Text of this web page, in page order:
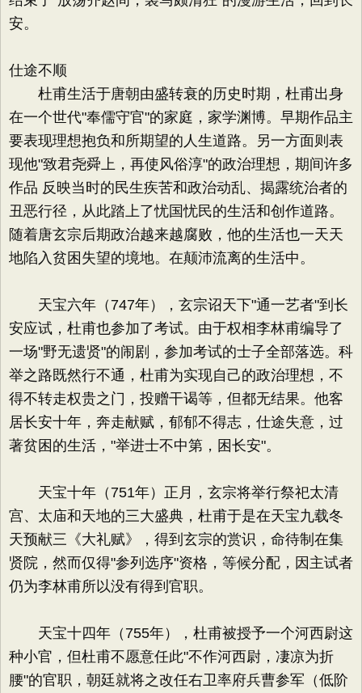
安。
仕途不顺
杜甫生活于唐朝由盛转衰的历史时期，杜甫出身
在一个世代"奉儒守官"的家庭，家学渊博。早期作品主
要表现理想抱负和所期望的人生道路。另一方面则表
现他"致君尧舜上，再使风俗淳"的政治理想，期间许多
作品 反映当时的民生疾苦和政治动乱、揭露统治者的
丑恶行径，从此踏上了忧国忧民的生活和创作道路。
随着唐玄宗后期政治越来越腐败，他的生活也一天天
地陷入贫困失望的境地。在颠沛流离的生活中。
天宝六年（747年），玄宗诏天下"通一艺者"到长
安应试，杜甫也参加了考试。由于权相李林甫编导了
一场"野无遗贤"的闹剧，参加考试的士子全部落选。科
举之路既然行不通，杜甫为实现自己的政治理想，不
得不转走权贵之门，投赠干谒等，但都无结果。他客
居长安十年，奔走献赋，郁郁不得志，仕途失意，过
著贫困的生活，"举进士不中第，困长安"。
天宝十年（751年）正月，玄宗将举行祭祀太清
宫、太庙和天地的三大盛典，杜甫于是在天宝九载冬
天预献三《大礼赋》，得到玄宗的赏识，命待制在集
贤院，然而仅得"参列选序"资格，等候分配，因主试者
仍为李林甫所以没有得到官职。
天宝十四年（755年），杜甫被授予一个河西尉这
种小官，但杜甫不愿意任此"不作河西尉，凄凉为折
腰"的官职，朝廷就将之改任右卫率府兵曹参军（低阶